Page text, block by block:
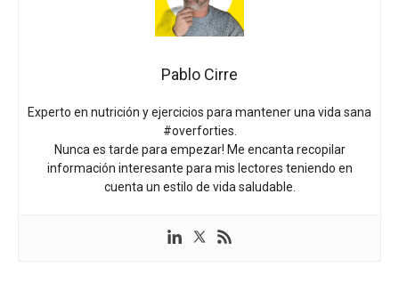
Pablo Cirre
Experto en nutrición y ejercicios para mantener una vida sana
#overforties.
Nunca es tarde para empezar! Me encanta recopilar
información interesante para mis lectores teniendo en
cuenta un estilo de vida saludable.